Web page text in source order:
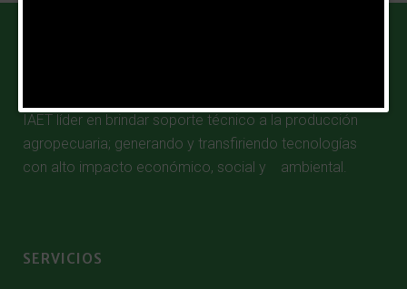
IAET líder en brindar soporte técnico a la producción
agropecuaria; generando y transfiriendo tecnologías
con alto impacto económico, social y ambiental.
SERVICIOS